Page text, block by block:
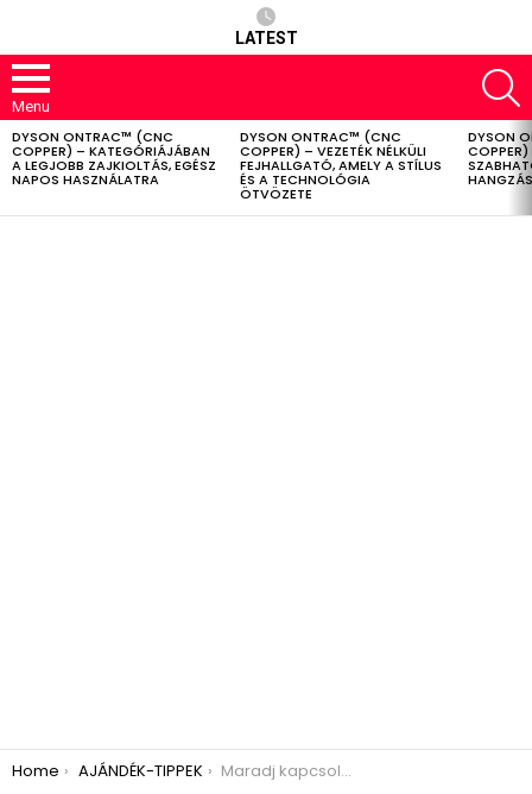
LATEST
Menu
LATEST
STORIES
DYSON ONTRAC™ (CNC
COPPER) – KATEGÓRIÁJÁBAN
A LEGJOBB ZAJKIOLTÁS, EGÉSZ
NAPOS HASZNÁLATRA
DYSON ONTRAC™ (CNC
COPPER) – VEZETÉK NÉLKÜLI
FEJHALLGATÓ, AMELY A STÍLUS
ÉS A TECHNOLÓGIA
ÖTVÖZETE
DYSON
COPPER)
You are here:
Home AJÁNDÉK-TIPPEK Maradj kapcsolatban utazás közben is